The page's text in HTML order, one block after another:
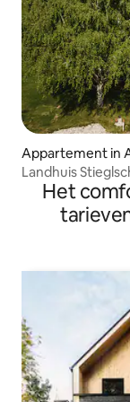
Appartement in
Landhuis
Het